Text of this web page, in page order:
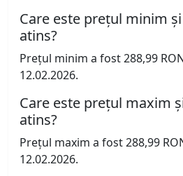
Care este prețul minim
atins?
Prețul minim a fost 288,99
12.02.2026.
Care este prețul maxim
atins?
Prețul maxim a fost 288,99
12.02.2026.